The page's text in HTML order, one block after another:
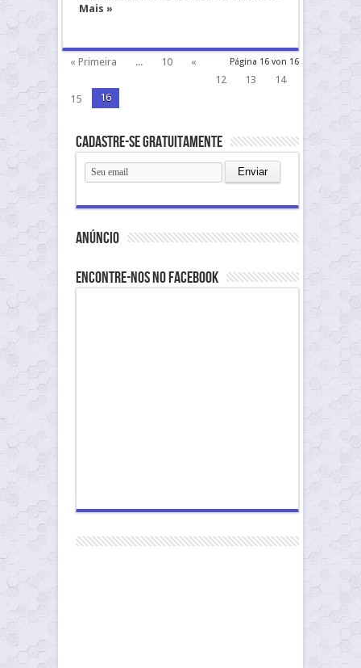
Mais »
Página 16 von 16
« Primeira ... 10
«
12
13
14
15
16
Cadastre-se gratuitamente
anúncio
Encontre-nos no Facebook